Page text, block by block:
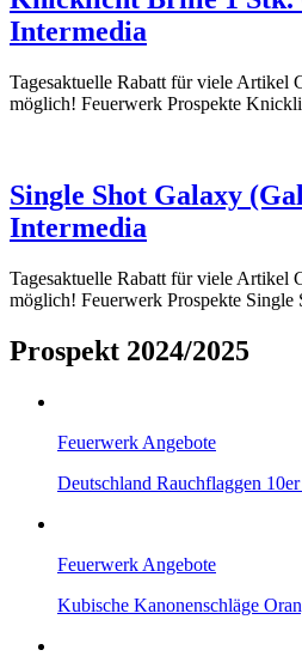
Intermedia
Tagesaktuelle Rabatt für viele Artikel
möglich! Feuerwerk Prospekte
Single Shot Galaxy
Intermedia
Tagesaktuelle Rabatt für viele Artikel
möglich! Feuerwerk Prospekte
Prospekt 2024/2025
Feuerwerk Angebote
Deutschland Rauchflaggen
Feuerwerk Angebote
Kubische Kanonenschläge